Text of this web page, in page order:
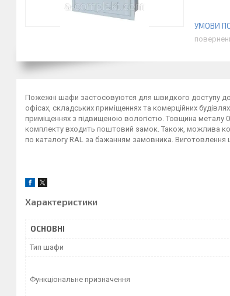
Пожежні шафи застосовуются для швидкого доступу до
офісах, складських приміщеннях та комерційних
приміщеннях з підвищеною вологістю. Товщина
комплекту входить поштовий замок. Також, можлива
по каталогу RAL за бажанням замовника. Виготовлення
Характеристики
ОСНОВНІ
Тип шафи
Функціональне призначення